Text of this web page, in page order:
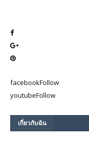
facebookFollow
youtubeFollow
เกี่ยวกับฉัน